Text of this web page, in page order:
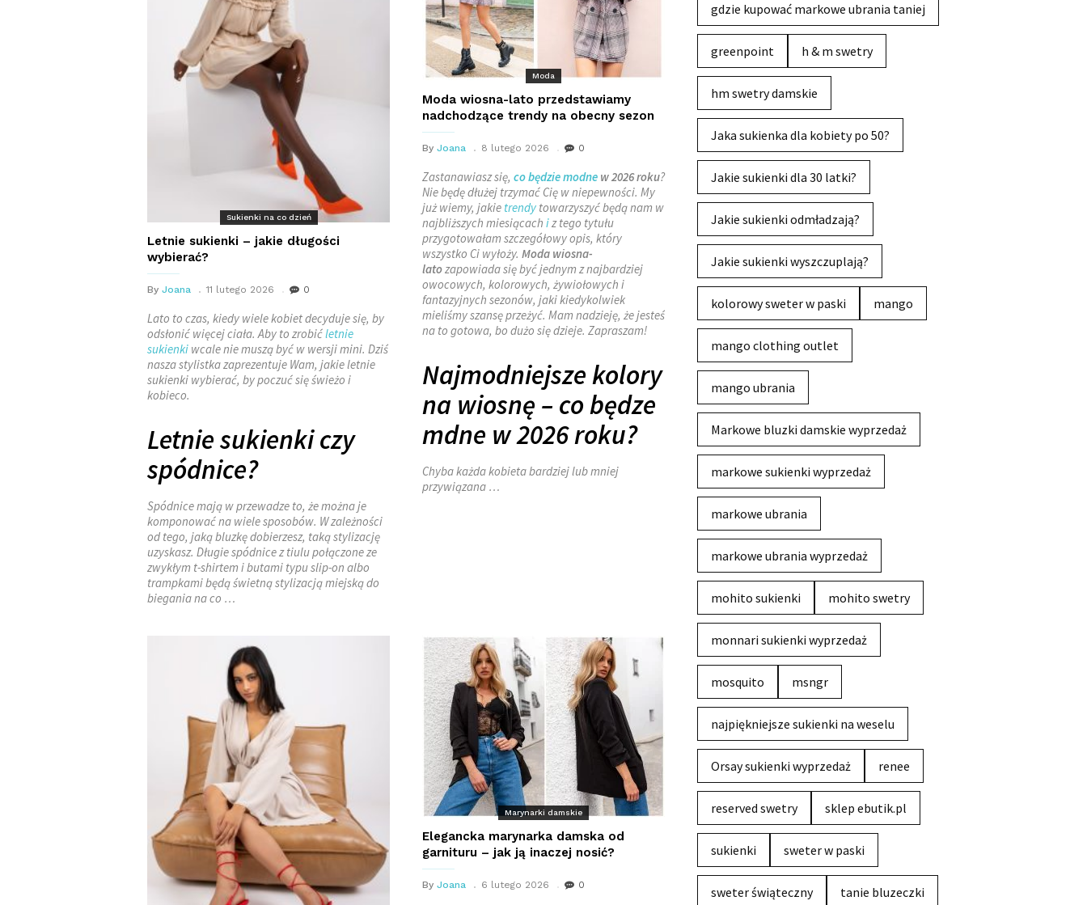
Sukienki na co dzień
Letnie sukienki – jakie długości
wybierać?
By Joana 11 lutego 2026 0
Lato to czas, kiedy wiele kobiet decyduje się, by
odsłonić więcej ciała. Aby to zrobićletnie
sukienki wcale nie muszą być w wersji mini. Dziś
nasza stylistka zaprezentuje Wam, jakie letnie
sukienki wybierać, by poczuć się świeżo i
kobieco.
Letnie sukienki czy
spódnice?
Spódnice mają w przewadze to, że można je
komponować na wiele sposobów. W zależności
od tego, jaką bluzkę dobierzesz, taką stylizację
uzyskasz. Długie spódnice z tiulu połączone ze
zwykłym t-shirtem i butami typu slip-on albo
trampkami będą świetną stylizacją miejską do
biegania na co …
Moda
Moda wiosna-lato przedstawiamy
nadchodzące trendy na obecny sezon
By Joana 8 lutego 2026 0
Zastanawiasz się, co będzie modne w 2026 roku?
Nie będę dłużej trzymać Cię w niepewności. My
już wiemy, jakie trendy towarzyszyć będą nam w
najbliższych miesiącach iz tego tytułu
przygotowałam szczegółowy opis, który
wszystko Ci wyłoży. Moda wiosna-
latozapowiada się być jednym z najbardziej
owocowych, kolorowych, żywiołowych i
fantazyjnych sezonów, jaki kiedykolwiek
mieliśmy szansę przeżyć. Mam nadzieję, że jesteś
na to gotowa, bo dużo się dzieje. Zapraszam!
Najmodniejsze kolory
na wiosnę – co będze
mdne w 2026 roku?
Chyba każda kobieta bardziej lub mniej
przywiązana …
Marynarki damskie
Elegancka marynarka damska od
garnituru – jak ją inaczej nosić?
By Joana 6 lutego 2026 0
gdzie kupować markowe ubrania taniej
greenpoint h & m swetry
hm swetry damskie
Jaka sukienka dla kobiety po 50?
Jakie sukienki dla 30 latki?
Jakie sukienki odmładzają?
Jakie sukienki wyszczuplają?
kolorowy sweter w paski mango
mango clothing outlet
mango ubrania
Markowe bluzki damskie wyprzedaż
markowe sukienki wyprzedaż
markowe ubrania
markowe ubrania wyprzedaż
mohito sukienki mohito swetry
monnari sukienki wyprzedaż
mosquito msngr
najpiękniejsze sukienki na weselu
Orsay sukienki wyprzedaż renee
reserved swetry sklep ebutik.pl
sukienki sweter w paski
sweter świąteczny tanie bluzeczki